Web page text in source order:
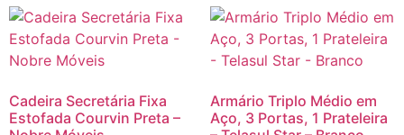
Cadeira Secretária Fixa
Estofada Courvin Preta –
Armário Triplo Médio em
Aço, 3 Portas, 1 Prateleira